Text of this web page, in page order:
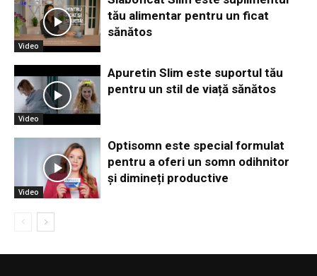
Video
tău alimentar pentru un ficat
sănătos
Video
Apuretin Slim este suportul tău
pentru un stil de viață sănătos
Video
Optisomn este special formulat
pentru a oferi un somn odihnitor
și dimineți productive